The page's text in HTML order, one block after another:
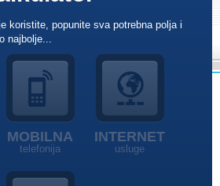
koristite, popunite sva potrebna polja i
najbolje...
MOBILNA
telefonija
INTERNET
usluge